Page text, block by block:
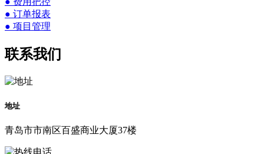
● 订单报表
● 项目管理
联系我们
地址
青岛市市南区百盛商业大厦37楼